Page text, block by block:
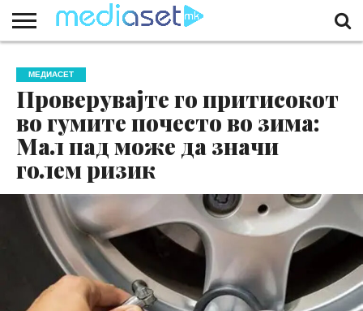
НАС
КОНТАКТ
МАРКЕТИНГ
ПОЧЕТНА
МЕДИАСЕТ
Проверувајте го притисокот
во гумите почесто во зима:
Мал пад може да значи
голем ризик